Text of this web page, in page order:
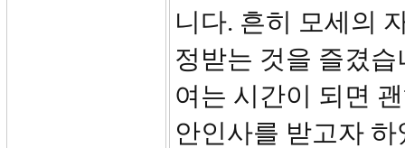
니다. 흔히 모세의
정받는 것을 즐겼
여는 시간이 되면
안인사를 받고자